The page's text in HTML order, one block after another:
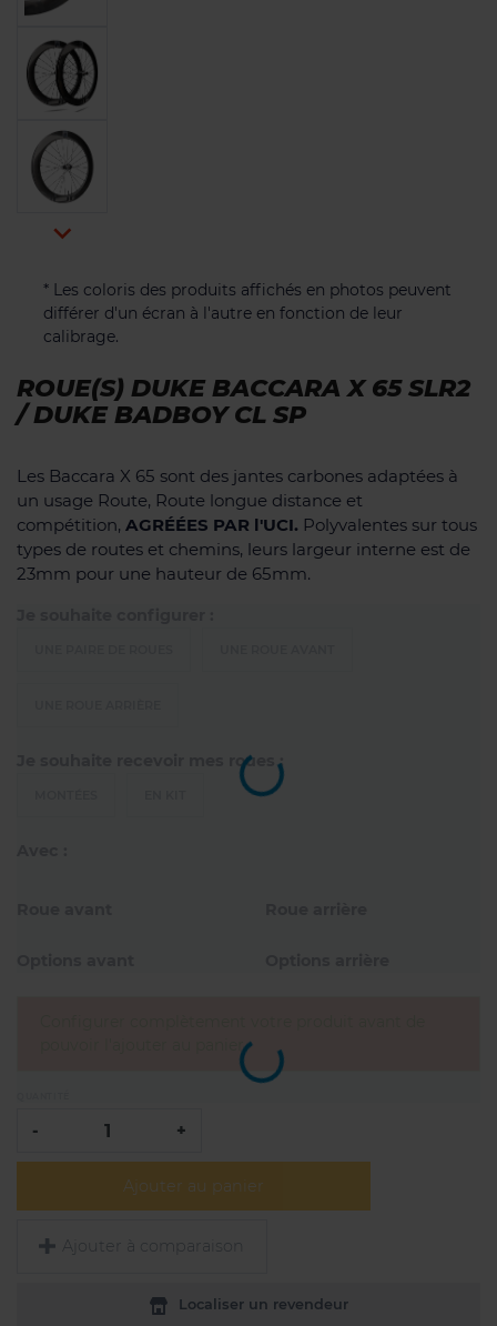

* Les coloris des produits affichés en photos peuvent
différer d'un écran à l'autre en fonction de leur
calibrage.
ROUE(S) DUKE BACCARA X 65 SLR2
/ DUKE BADBOY CL SP
Les Baccara X 65 sont des jantes carbones adaptées à
un usage Route, Route longue distance et
compétition, AGRÉÉES PAR l'UCI. Polyvalentes sur tous
types de routes et chemins, leurs largeur interne est de
23mm pour une hauteur de 65mm.
Je souhaite recevoir mes roues :
pouvoir l'ajouter au panier
- +
Ajouter au panier
Ajouter à comparaison
Localiser un revendeur